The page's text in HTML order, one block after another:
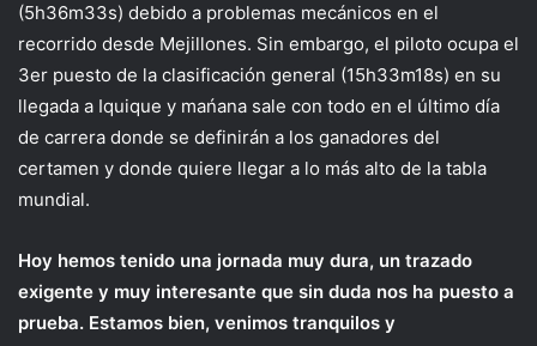
(5h36m33s) debido a problemas mecánicos en el
recorrido desde Mejillones. Sin embargo, el piloto ocupa el
3er puesto de la clasificación general (15h33m18s) en su
llegada a Iquique y mańana sale con todo en el último día
de carrera donde se definirán a los ganadores del
certamen y donde quiere llegar a lo más alto de la tabla
mundial.
Hoy hemos tenido una jornada muy dura, un trazado
exigente y muy interesante que sin duda nos ha puesto a
prueba. Estamos bien, venimos tranquilos y